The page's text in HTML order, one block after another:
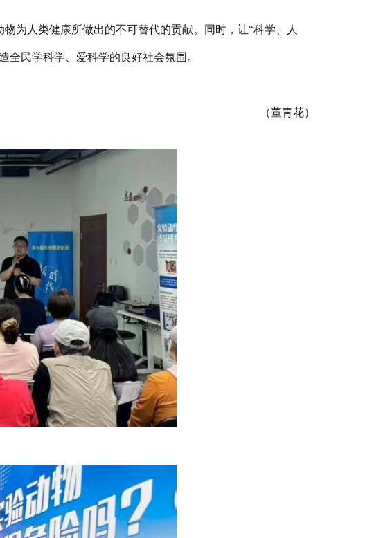
为人类健康所做出的不可替代的贡献。同时，让“科学、人
民学科学、爱科学的良好社会氛围。
（董青花）